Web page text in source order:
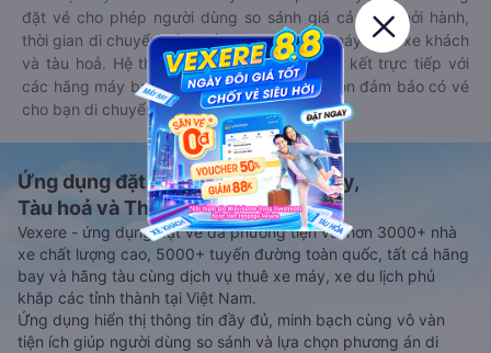
đặt vé cho phép người dùng so sánh giá cả, giờ khởi hành,
thời gian di chuyển của nhiều phương tiện máy bay, xe khách
và tàu hoả. Hệ thống của Goyolo được liên kết trực tiếp với
các hãng máy bay, xe khách và tàu hoả, luôn đảm bảo có vé
cho bạn di chuyển.
Ứng dụng đặt vé Xe khách, Máy bay,
Tàu hoả và Thuê xe
Vexere - ứng dụng đặt vé đa phương tiện với hơn 3000+ nhà
xe chất lượng cao, 5000+ tuyến đường toàn quốc, tất cả hãng
bay và hãng tàu cùng dịch vụ thuê xe máy, xe du lịch phủ
khắp các tỉnh thành tại Việt Nam.
Ứng dụng hiển thị thông tin đầy đủ, minh bạch cùng vô vàn
tiện ích giúp người dùng so sánh và lựa chọn phương án di